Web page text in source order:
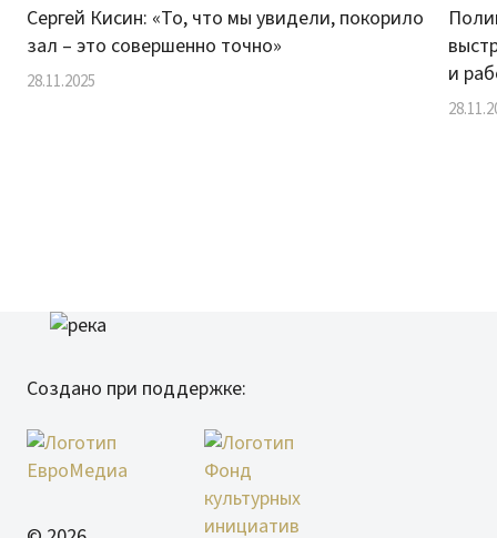
Сергей Кисин: «То, что мы увидели, покорило
зал – это совершенно точно»
28.11.2025
и
Создано при поддержке: